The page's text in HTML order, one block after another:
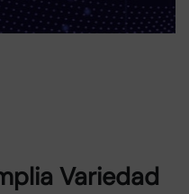
Variedad